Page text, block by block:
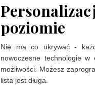
poziomie
Nie ma co ukrywać -
nowoczesne technologie
możliwości. Możesz
lista jest długa.